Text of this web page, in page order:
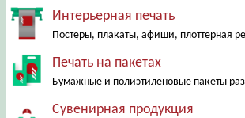
Интерьерная печать
Постеры, плакаты, афиши, плоттерная
Печать на пакетах
Бумажные и полиэтиленовые пакеты
Сувенирная продукция